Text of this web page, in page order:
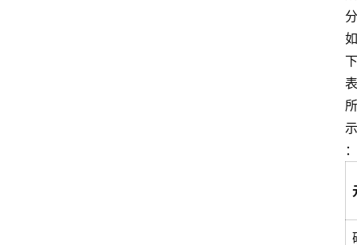
分
如
下
表
所
示
：